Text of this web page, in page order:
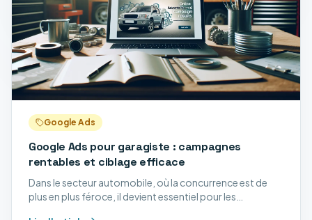
Google Ads
Google Ads pour garagiste : campagnes
rentables et ciblage efficace
Dans le secteur automobile, où la concurrence est de
plus en plus féroce, il devient essentiel pour les